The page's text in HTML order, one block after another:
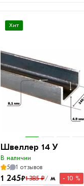
Хит
Швеллер 14 У
В наличии
5
1 отзывов
1 245₽1 385 ₽/ м - 10 %